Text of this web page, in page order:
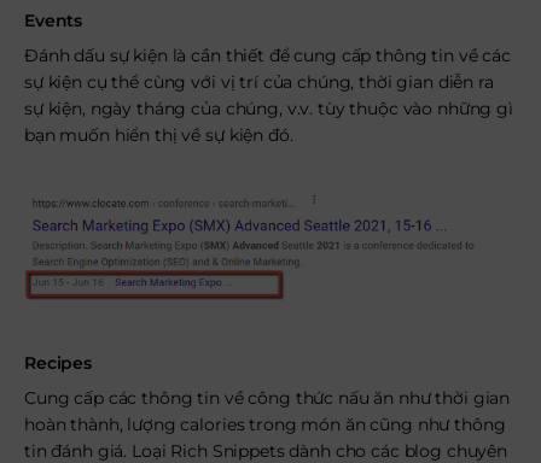
Events
Đánh dấu sự kiện là cần thiết để cung cấp thông tin về các
sự kiện cụ thể cùng với vị trí của chúng, thời gian diễn ra
sự kiện, ngày tháng của chúng, v.v. tùy thuộc vào những gì
bạn muốn hiển thị về sự kiện đó.
Recipes
Cung cấp các thông tin về công thức nấu ăn như thời gian
hoàn thành, lượng calories trong món ăn cũng như thông
tin đánh giá. Loại Rich Snippets dành cho các blog chuyên